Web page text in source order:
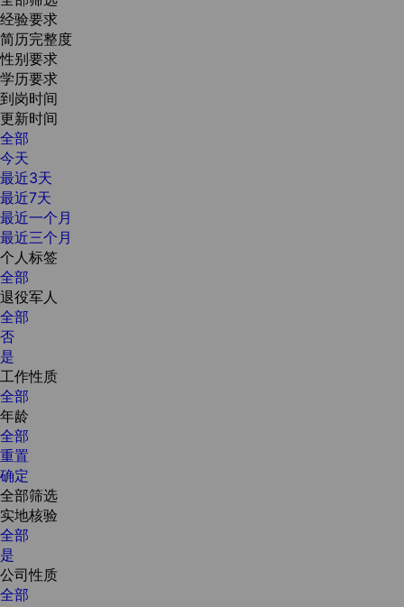
经验要求
简历完整度
性别要求
学历要求
到岗时间
更新时间
全部
今天
最近3天
最近7天
最近一个月
最近三个月
个人标签
全部
退役军人
全部
否
是
工作性质
全部
年龄
全部
重置
确定
全部筛选
实地核验
全部
是
公司性质
全部